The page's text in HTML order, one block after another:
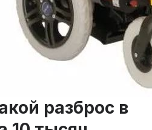
разброс в